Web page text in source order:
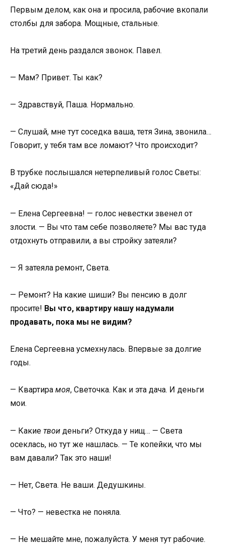
Первым делом, как она и просила, рабочие вкопали
столбы для забора. Мощные, стальные.
На третий день раздался звонок. Павел.
— Мам? Привет. Ты как?
— Здравствуй, Паша. Нормально.
— Слушай, мне тут соседка ваша, тетя Зина, звонила…
Говорит, у тебя там все ломают? Что происходит?
В трубке послышался нетерпеливый голос Светы:
«Дай сюда!»
— Елена Сергеевна! — голос невестки звенел от
злости. — Вы что там себе позволяете? Мы вас туда
отдохнуть отправили, а вы стройку затеяли?
— Я затеяла ремонт, Света.
— Ремонт? На какие шиши? Вы пенсию в долг
просите! Вы что, квартиру нашу надумали
продавать, пока мы не видим?
Елена Сергеевна усмехнулась. Впервые за долгие
годы.
— Квартира моя, Светочка. Как и эта дача. И деньги
мои.
— Какие твои деньги? Откуда у нищ… — Света
осеклась, но тут же нашлась. — Те копейки, что мы
вам давали? Так это наши!
— Нет, Света. Не ваши. Дедушкины.
— Что? — невестка не поняла.
— Не мешайте мне, пожалуйста. У меня тут рабочие.